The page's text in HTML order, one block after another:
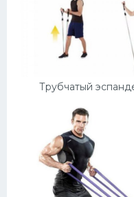
Трубчатый